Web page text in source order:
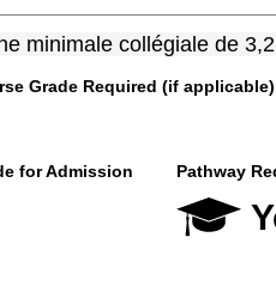
minimale collégiale de
Grade Required (if applicable)
for Admission Pathway